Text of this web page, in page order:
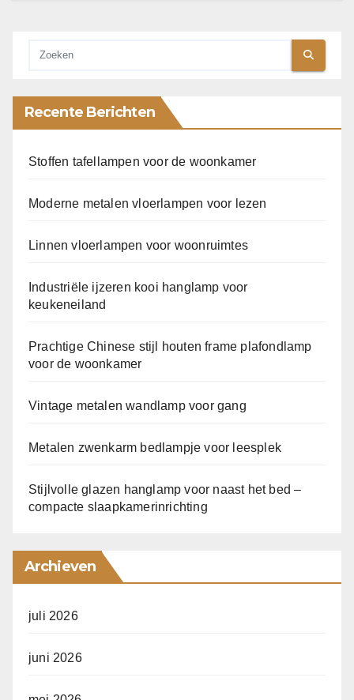
Recente Berichten
Stoffen tafellampen voor de woonkamer
Moderne metalen vloerlampen voor lezen
Linnen vloerlampen voor woonruimtes
Industriële ijzeren kooi hanglamp voor
keukeneiland
Prachtige Chinese stijl houten frame plafondlamp
voor de woonkamer
Vintage metalen wandlamp voor gang
Metalen zwenkarm bedlampje voor leesplek
Stijlvolle glazen hanglamp voor naast het bed –
compacte slaapkamerinrichting
Archieven
juli 2026
juni 2026